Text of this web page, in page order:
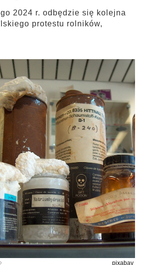
2024 r. odbędzie się kolejna
protestu rolników,
pixabay